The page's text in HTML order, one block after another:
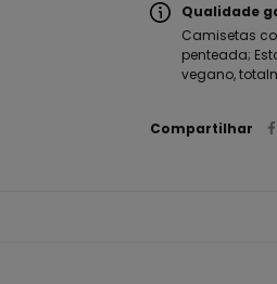
Qualidade
Camisetas
penteada;
vegano,
Compartilhar